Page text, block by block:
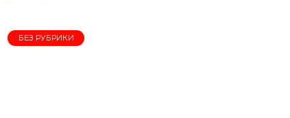
БЕЗ РУБРИКИ